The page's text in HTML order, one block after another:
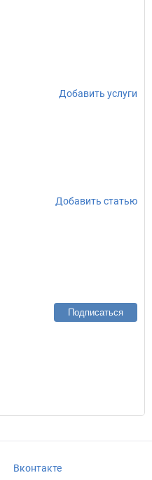
Добавить услуги
Добавить статью
Подписаться
Вконтакте